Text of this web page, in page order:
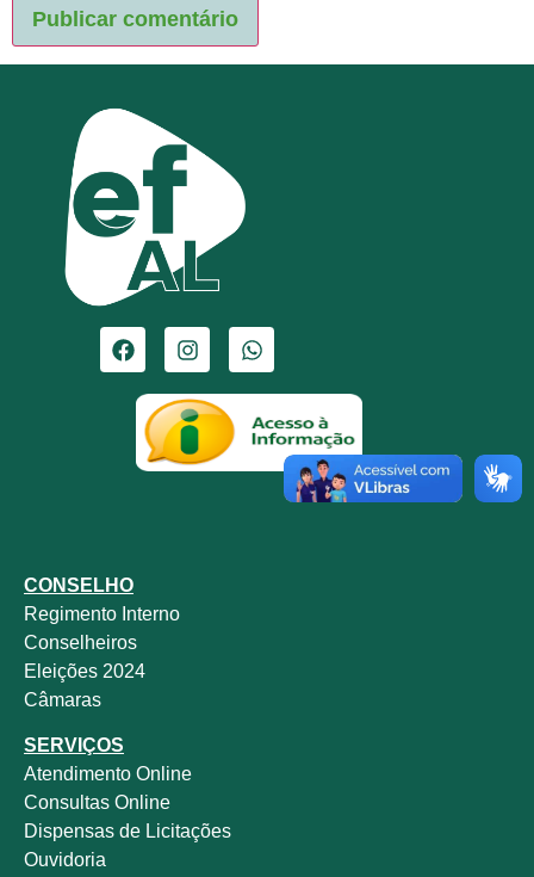
CONSELHO
Regimento Interno
Conselheiros
Eleições 2024
Câmaras
SERVIÇOS
Atendimento Online
Consultas Online
Dispensas de Licitações
Ouvidoria